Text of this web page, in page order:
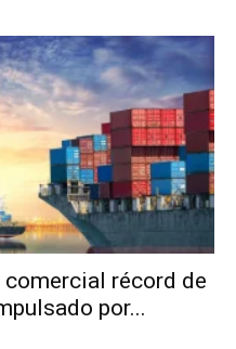
comercial récord de
por...